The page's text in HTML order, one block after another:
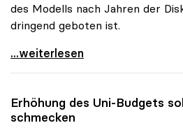
des Modells nach Jahren der
dringend geboten ist.
uniko zu
...weiterlesen
Erhöhung des Uni-Budgets
schmecken